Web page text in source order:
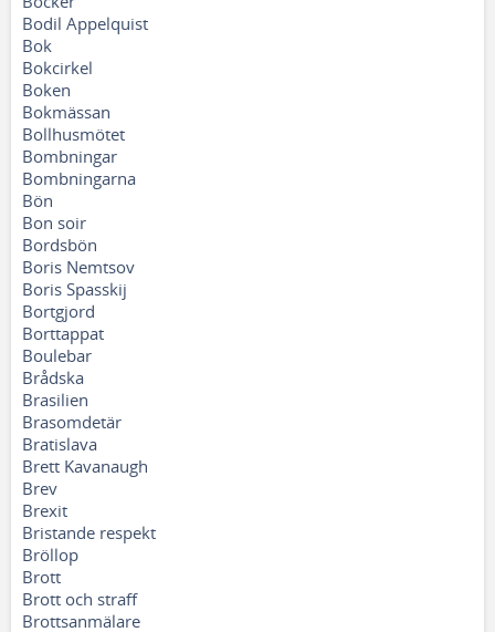
Bodil Appelquist
Bok
Bokcirkel
Boken
Bokmässan
Bollhusmötet
Bombningar
Bombningarna
Bön
Bon soir
Bordsbön
Boris Nemtsov
Boris Spasskij
Bortgjord
Borttappat
Boulebar
Brådska
Brasilien
Brasomdetär
Bratislava
Brett Kavanaugh
Brev
Brexit
Bristande respekt
Bröllop
Brott
Brott och straff
Brottsanmälare